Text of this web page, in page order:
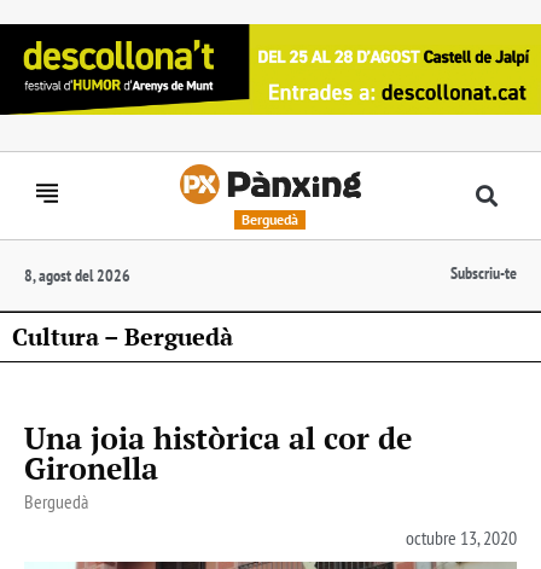
Berguedà
8, agost del 2026 Subscriu-te
Cultura – Berguedà
Una joia històrica al cor de
Gironella
Berguedà
octubre 13, 2020